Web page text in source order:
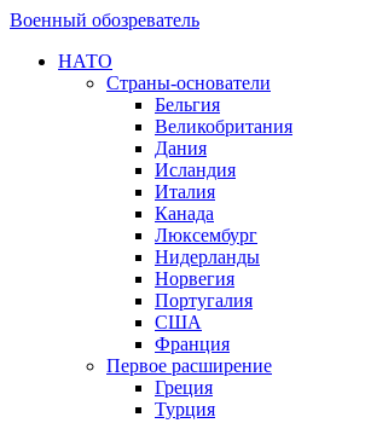
Военный обозреватель
НАТО
Страны-основатели
Бельгия
Великобритания
Дания
Исландия
Италия
Канада
Люксембург
Нидерланды
Норвегия
Португалия
США
Франция
Первое расширение
Греция
Турция